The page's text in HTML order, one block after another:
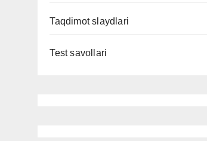
Taqdimot slaydlari
Test savollari